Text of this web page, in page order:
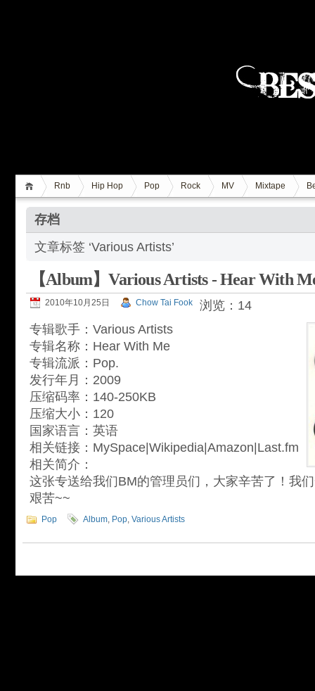
Rnb Hip Hop Pop Rock MV Mixtape
存档
文章标签 ‘Various Artists’
【Album】Various Artists - Hear With
2010年10月25日 Chow Tai Fook
浏览：14
专辑歌手：Various Artists
专辑名称：Hear With Me
专辑流派：Pop.
发行年月：2009
压缩码率：140-250KB
压缩大小：120
国家语言：英语
相关链接：MySpace|Wikipedia|Amazon|Last.fm
相关简介：
这张专送给我们BM的管理员们，大家辛苦了！我
艰苦~~
Pop Album, Pop, Various Artists